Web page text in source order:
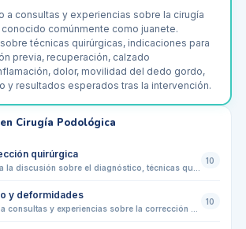
a consultas y experiencias sobre la cirugía
comúnmente como juanete.
técnicas quirúrgicas, indicaciones para
previa, recuperación, calzado
dolor, movilidad del dedo gordo,
y resultados esperados tras la intervención.
Cirugía Podológica
quirúrgica
10
y deformidades
10